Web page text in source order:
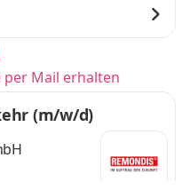
per Mail erhalten
(m/w/d)